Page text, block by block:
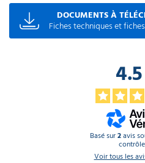
DOCUMENTS À
Fiches techniques et
Basé sur2avis
contrôle
Voir tous les